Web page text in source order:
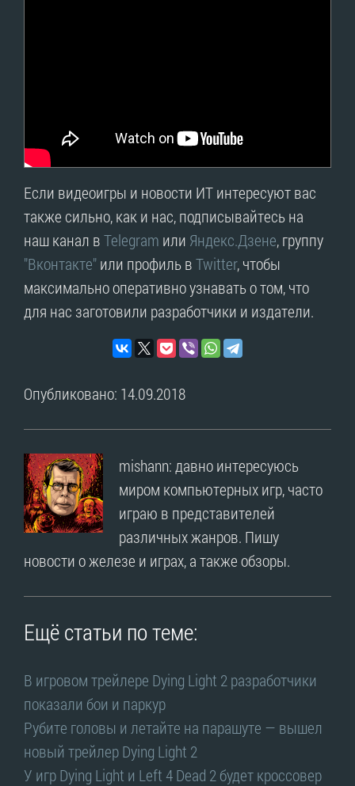
Если видеоигры и новости ИТ интересуют вас
также сильно, как и нас, подписывайтесь на
наш канал вTelegram или Яндекс.Дзене, группу
"Вконтакте"или профиль вTwitter, чтобы
максимально оперативно узнавать о том, что
для нас заготовили разработчики и издатели.
Опубликовано: 14.09.2018
mishann: давно интересуюсь
миром компьютерных игр, часто
играю в представителей
различных жанров. Пишу
новости о железе и играх, а также обзоры.
Ещё статьи по теме:
В игровом трейлере Dying Light 2 разработчики
показали бои и паркур
Рубите головы и летайте на парашуте — вышел
новый трейлер Dying Light 2
У игр Dying Light и Left 4 Dead 2 будет кроссовер